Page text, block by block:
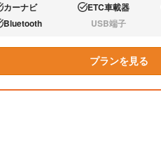
:
カーナビ あり:ETC車載器
:
Bluetooth なし:USB端子
プランを見る